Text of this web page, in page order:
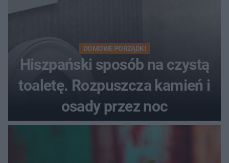
DOMOWE PORZĄDKI
Hiszpański sposób na czystą
toaletę. Rozpuszcza kamień i
osady przez noc